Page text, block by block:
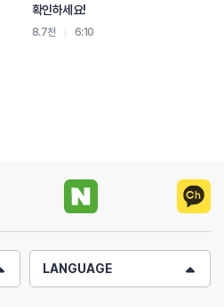
확인하세요!
8.7천 6:10
LANGUAGE